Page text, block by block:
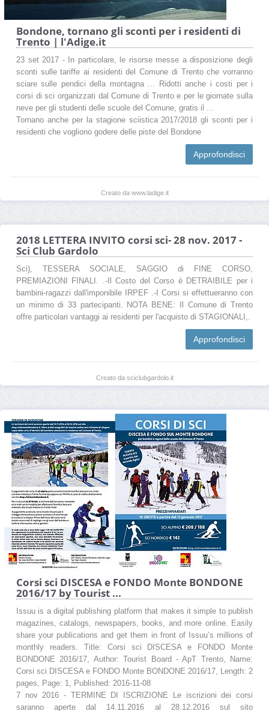
Bondone, tornano gli sconti per i residenti di
Trento | l'Adige.it
23 set 2017 - In particolare, le risorse messe a disposizione degli
sconti sulle tariffe ai residenti del Comune di Trento che vorranno
sciare sulle pendici della montagna ... Ridotti anche i costi per i
corsi di sci organizzati dal Comune di Trento e per le giornate sulla
neve per gli studenti delle scuole del Comune, gratis il ...
Tornano anche per la stagione sciistica 2017/2018 gli sconti per i
residenti che vogliono godere delle piste del Bondone
Approfondisci
Creato da www.ladige.it
2018 LETTERA INVITO corsi sci- 28 nov. 2017 -
Sci Club Gardolo
Sci), TESSERA SOCIALE, SAGGIO di FINE CORSO,
PREMIAZIONI FINALI. .-Il Costo del Corso è DETRAIBILE per i
bambini-ragazzi dall'imponibile IRPEF .-I Corsi si effettueranno con
un minimo di 33 partecipanti. NOTA BENE: Il Comune di Trento
offre particolari vantaggi ai residenti per l'acquisto di STAGIONALI,.
Approfondisci
Creato da sciclubgardolo.it
Corsi sci DISCESA e FONDO Monte BONDONE
2016/17 by Tourist ...
Issuu is a digital publishing platform that makes it simple to publish
magazines, catalogs, newspapers, books, and more online. Easily
share your publications and get them in front of Issuu’s millions of
monthly readers. Title: Corsi sci DISCESA e FONDO Monte
BONDONE 2016/17, Author: Tourist Board - ApT Trento, Name:
Corsi sci DISCESA e FONDO Monte BONDONE 2016/17, Length: 2
pages, Page: 1, Published: 2016-11-08
7 nov 2016 - TERMINE DI ISCRIZIONE Le iscrizioni dei corsi
saranno aperte dal 14.11.2016 al 28.12.2016 sul sito